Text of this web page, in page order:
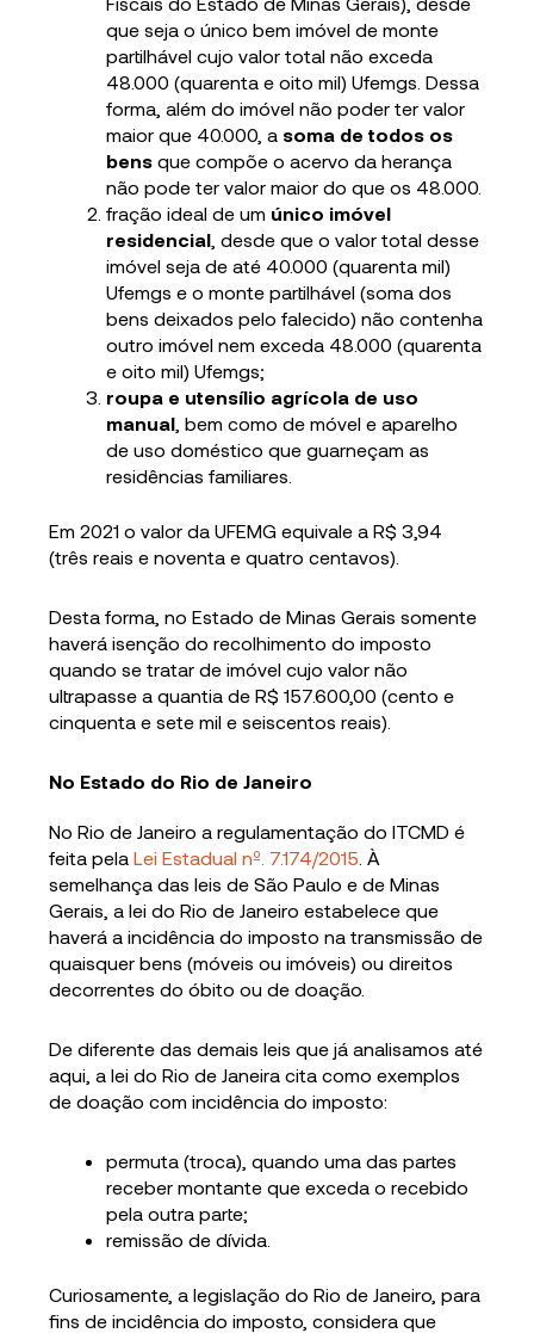
que seja o único bem imóvel de monte
partilhável cujo valor total não exceda
48.000 (quarenta e oito mil) Ufemgs. Dessa
forma, além do imóvel não poder ter valor
maior que 40.000, a soma de todos os
bens que compõe o acervo da herança
não pode ter valor maior do que os 48.000.
fração ideal de um único imóvel
residencial , desde que o valor total desse
imóvel seja de até 40.000 (quarenta mil)
Ufemgs e o monte partilhável (soma dos
bens deixados pelo falecido) não contenha
outro imóvel nem exceda 48.000 (quarenta
e oito mil) Ufemgs;
roupa e utensílio agrícola de uso
manual , bem como de móvel e aparelho
de uso doméstico que guarneçam as
residências familiares.
Em 2021 o valor da UFEMG equivale a R$ 3,94
(três reais e noventa e quatro centavos).
Desta forma, no Estado de Minas Gerais somente
haverá isenção do recolhimento do imposto
quando se tratar de imóvel cujo valor não
ultrapasse a quantia de R$ 157.600,00 (cento e
cinquenta e sete mil e seiscentos reais).
No Estado do Rio de Janeiro
No Rio de Janeiro a regulamentação do ITCMD é
feita pelaLei Estadual nº. 7.174/2015 . À
semelhança das leis de São Paulo e de Minas
Gerais, a lei do Rio de Janeiro estabelece que
haverá a incidência do imposto na transmissão de
quaisquer bens (móveis ou imóveis) ou direitos
decorrentes do óbito ou de doação.
De diferente das demais leis que já analisamos até
aqui, a lei do Rio de Janeira cita como exemplos
de doação com incidência do imposto:
permuta (troca), quando uma das partes
receber montante que exceda o recebido
pela outra parte;
remissão de dívida.
Curiosamente, a legislação do Rio de Janeiro, para
fins de incidência do imposto, considera que